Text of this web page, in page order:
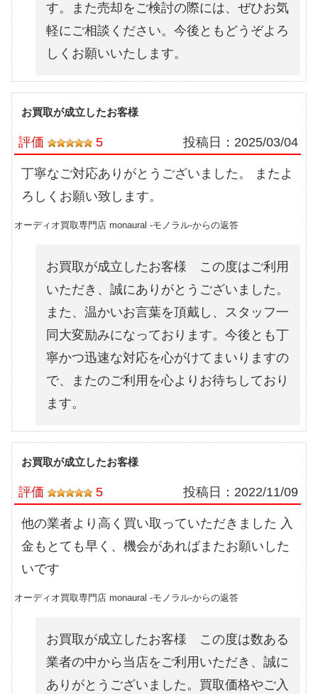
す。また売却をご検討の際には、ぜひお気
軽にご相談ください。今後ともどうぞよろ
しくお願いいたします。
お買取が成立したお客様
評価 5 投稿日： 2025/03/04
丁寧なご対応ありがとうございました。 またよ
ろしくお願い致します。
オーディオ買取専門店 monaural -モノラル-からの返答
お買取が成立したお客様 この度はご利用
いただき、誠にありがとうございました。
また、温かいお言葉を頂戴し、スタッフ一
同大変励みになっております。今後とも丁
寧かつ迅速な対応を心がけてまいりますの
で、またのご利用を心よりお待ちしており
ます。
お買取が成立したお客様
評価 5 投稿日： 2022/11/09
他の業者より高く買い取っていただきました 入
金もとても早く、機会があればまたお願いした
いです
オーディオ買取専門店 monaural -モノラル-からの返答
お買取が成立したお客様 この度は数ある
業者の中から当店をご利用いただき、誠に
ありがとうございました。買取価格やご入